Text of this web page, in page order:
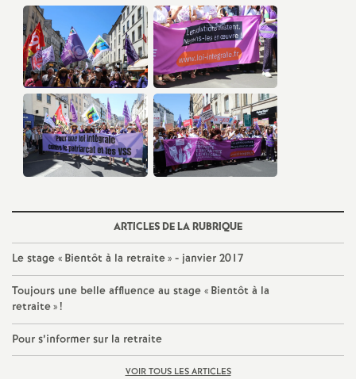
d
e
g
r
é
O
r
l
é
ARTICLES DE LA RUBRIQUE
Le stage « Bientôt à la retraite» - janvier 2017
Toujours une belle affluence au stage « Bientôt à la
retraite»!
Pour s’informer sur la retraite
VOIR TOUS LES ARTICLES